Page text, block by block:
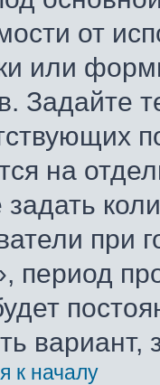
от
или
Задайте
на
при
период
вариант,
к началу